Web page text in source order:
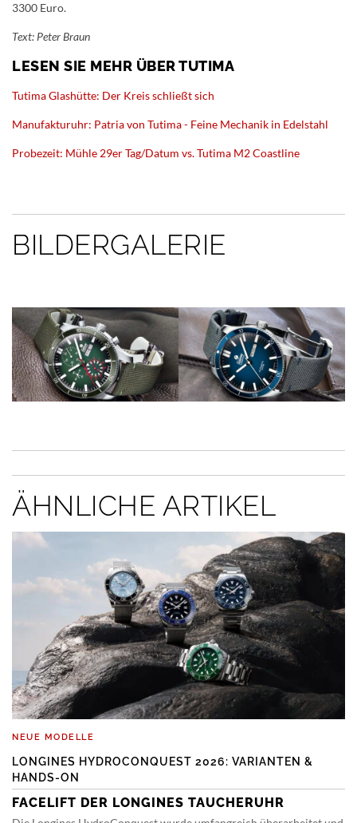
3300 Euro.
Text: Peter Braun
LESEN SIE MEHR ÜBER TUTIMA
Tutima Glashütte: Der Kreis schließt sich
Manufakturuhr: Patria von Tutima - Feine Mechanik in Edelstahl
Probezeit: Mühle 29er Tag/Datum vs. Tutima M2 Coastline
BILDERGALERIE
ÄHNLICHE ARTIKEL
NEUE MODELLE
LONGINES HYDROCONQUEST 2026: VARIANTEN &
HANDS-ON
FACELIFT DER LONGINES TAUCHERUHR